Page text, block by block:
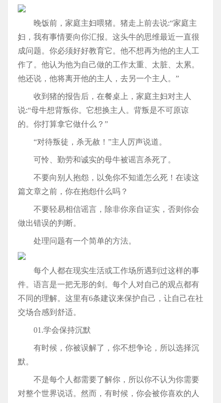
晚饭前，家庭主妇喂猪。猪走上前去说:“家庭主
妇，我有事情要向你汇报。这头牛的思维最近一直很
成问题。你必须好好教育它。他不想再为他的主人工
作了。他认为他为自己做的工作太重、太脏、太累。
他还说，他将离开他的主人，去另一个主人。”
收到猪的报告后，在餐桌上，家庭主妇对主人
说:“母牛想背叛你。它想换主人。背叛是不可原谅
的。你打算拿它做什么？”
“对待叛徒，杀无赦！”主人厉声说道。
可怜、勤劳和诚实的母牛被谣言杀死了。
不要向别人抱怨，以免你不知道怎么死！在读这
篇文章之前，你在抱怨什么吗？
不要轻易相信谣言，除非你亲自证实，否则你会
做出错误的判断。
处理问题有一个简单的方法。
每个人都在现实生活或工作场所遇到过这样的事
件。语言是一把无形的剑。每个人对自己的观点都有
不同的理解。这里有6条建议来保护自己，让自己在社
交场合感到舒适。
01.学会保持沉默
有时候，你被误解了，你不想争论，所以选择沉
默。
不是每个人都需要了解你，所以你不认为你需要
对整个世界说话。然而，有时候，你会被你喜欢的人